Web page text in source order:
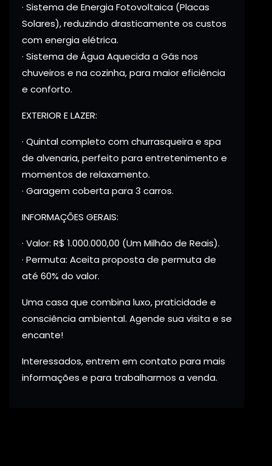
· Sistema de Energia Fotovoltaica (Placas
Solares), reduzindo drasticamente os custos
com energia elétrica.
· Sistema de Água Aquecida a Gás nos
chuveiros e na cozinha, para maior eficiência
e conforto.
EXTERIOR E LAZER:
· Quintal completo com churrasqueira e spa
de alvenaria, perfeito para entretenimento e
momentos de relaxamento.
· Garagem coberta para 3 carros.
INFORMAÇÕES GERAIS:
· Valor: R$ 1.000.000,00 (Um Milhão de Reais).
· Permuta: Aceita proposta de permuta de
até 60% do valor.
Uma casa que combina luxo, praticidade e
consciência ambiental. Agende sua visita e se
encante!
Interessados, entrem em contato para mais
informações e para trabalharmos a venda.